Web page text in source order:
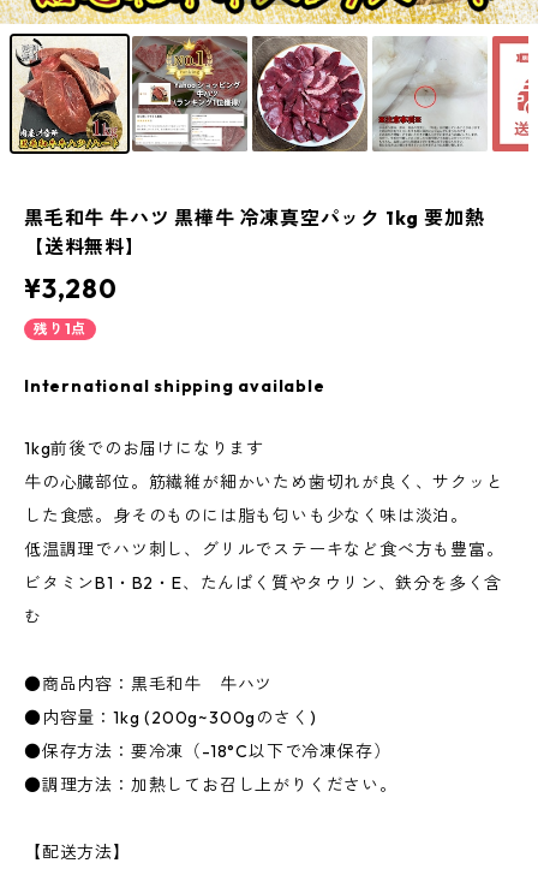
黒毛和牛 牛ハツ 黒樺牛 冷凍真空パック 1kg 要加熱
【送料無料】
¥3,280
残り1点
International shipping available
1kg前後でのお届けになります
牛の心臓部位。筋繊維が細かいため歯切れが良く、サクッと
した食感。身そのものには脂も匂いも少なく味は淡泊。
低温調理でハツ刺し、グリルでステーキなど食べ方も豊富。
ビタミンB1・B2・E、たんぱく質やタウリン、鉄分を多く含
む
●商品内容：黒毛和牛 牛ハツ
●内容量：1kg (200g~300gのさく)
●保存方法：要冷凍（-18°C以下で冷凍保存）
●調理方法：加熱してお召し上がりください。
【配送方法】